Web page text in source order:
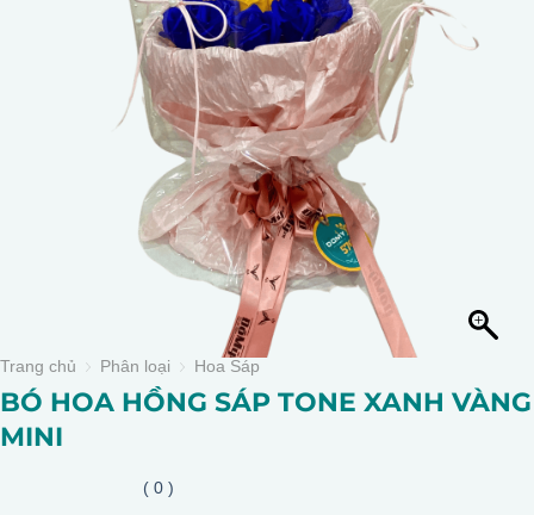
Trang chủ Phân loại Hoa Sáp
BÓ HOA HỒNG SÁP TONE XANH VÀNG
MINI
( 0 )